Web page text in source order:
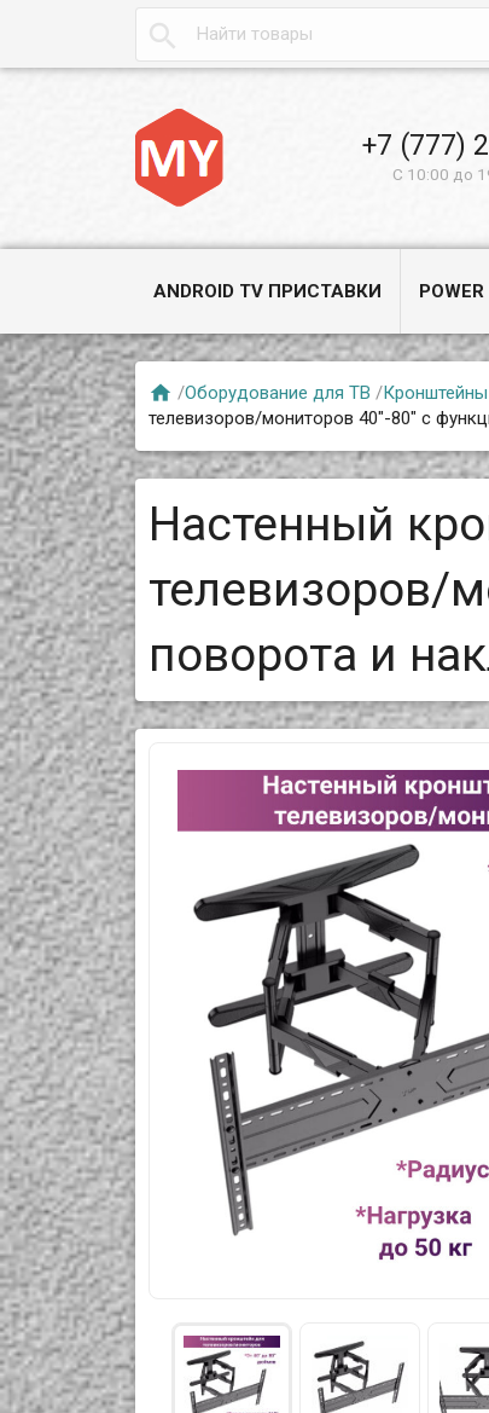

+7 (777)
С 10:00 до
ANDROID TV ПРИСТАВКИ
 /Оборудование для ТВ /
телевизоров/мониторов 40"-80" с
Настенный
телевизоров/
поворота и